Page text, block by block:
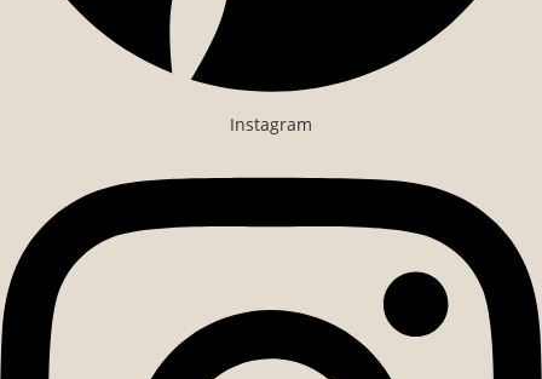
Instagram